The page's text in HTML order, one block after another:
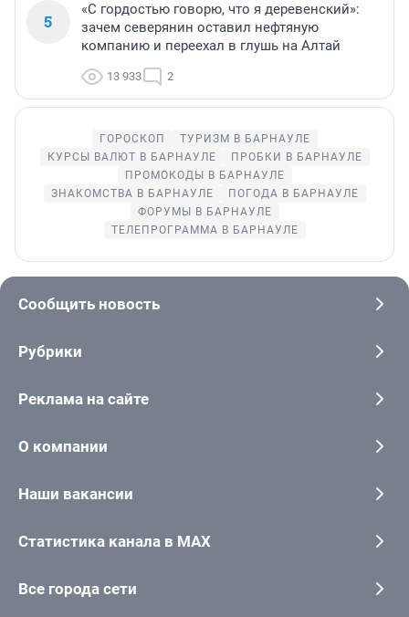
5
«С гордостью говорю, что я деревенский»:
зачем северянин оставил нефтяную
компанию и переехал в глушь на Алтай
13 933 2
ГОРОСКОП
ТУРИЗМ В БАРНАУЛЕ
КУРСЫ ВАЛЮТ В БАРНАУЛЕ
ПРОБКИ В БАРНАУЛЕ
ПРОМОКОДЫ В БАРНАУЛЕ
ЗНАКОМСТВА В БАРНАУЛЕ
ПОГОДА В БАРНАУЛЕ
ФОРУМЫ В БАРНАУЛЕ
ТЕЛЕПРОГРАММА В БАРНАУЛЕ
Сообщить новость
Рубрики
Реклама на сайте
О компании
Наши вакансии
Статистика канала в MAX
Все города сети